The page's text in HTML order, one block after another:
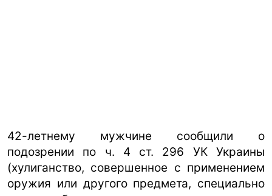
42-летнему мужчине сообщили о
подозрении по ч. 4 ст. 296 УК Украины
(хулиганство, совершенное с применением
оружия или другого предмета, специально